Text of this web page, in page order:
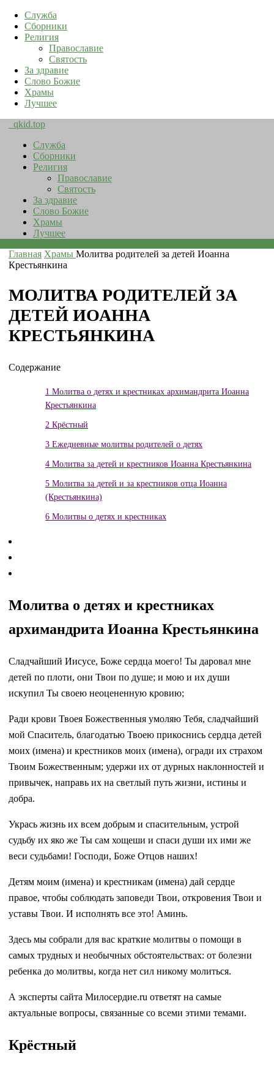
Служба
Сборники
Религия
Православие
Святость
За здравие
Слово Божие
Храмы
Лучшее
qkid.top
Служба
Сборники
Религия
Православие
Святость
За здравие
Слово Божие
Храмы
Лучшее
Главная Храмы Молитва родителей за детей Иоанна
Крестьянкина
МОЛИТВА РОДИТЕЛЕЙ ЗА
ДЕТЕЙ ИОАННА
КРЕСТЬЯНКИНА
Содержание
1 Молитва о детях и крестниках архимандрита Иоанна
Крестьянкина
2 Крёстный
3 Ежедневные молитвы родителей о детях
4 Молитва за детей и крестников Иоанна Крестьянкина
5 Молитва за детей и за крестников отца Иоанна
(Крестьянкина)
6 Молитвы о детях и крестниках
Молитва о детях и крестниках
архимандрита Иоанна Крестьянкина
Сладчайший Иисусе, Боже сердца моего! Ты даровал мне
детей по плоти, они Твои по душе; и мою и их души
искупил Ты своею неоцененную кровию;
Ради крови Твоея Божественныя умоляю Тебя, сладчайший
мой Спаситель, благодатью Твоею прикоснись сердца детей
моих (имена) и крестников моих (имена), огради их страхом
Твоим Божественным; удержи их от дурных наклонностей и
привычек, направь их на светлый путь жизни, истины и
добра.
Укрась жизнь их всем добрым и спасительным, устрой
судьбу их яко же Ты сам хощеши и спаси души их ими же
веси судьбами! Господи, Боже Отцов наших!
Детям моим (имена) и крестникам (имена) дай сердце
правое, чтобы соблюдать заповеди Твои, откровения Твои и
уставы Твои. И исполнять все это! Аминь.
Здесь мы собрали для вас краткие молитвы о помощи в
самых трудных и необычных обстоятельствах: от болезни
ребенка до молитвы, когда нет сил никому молиться.
А эксперты сайта Милосердие.ru ответят на самые
актуальные вопросы, связанные со всеми этими темами.
Крёстный